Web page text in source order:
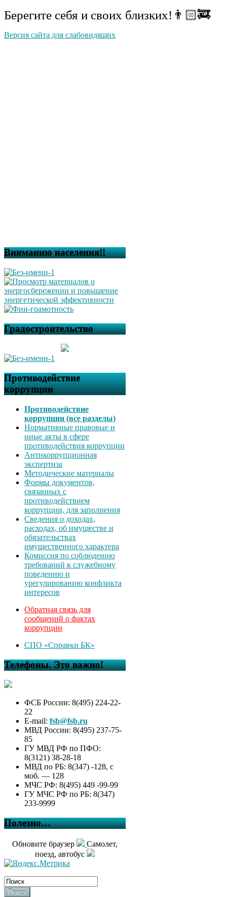
Берегите себя и своих близких!👨🏻‍🚒
Версия сайта для слабовидящих
Вниманию населения!!
Градостроительство
Противодействие
коррупции
Противодействие
коррупции (все разделы)
Нормативные правовые и
иные акты в сфере
противодействия коррупции
Антикоррупционная
экспертиза
Методические материалы
Формы документов,
связанных с
противодействием
коррупции, для заполнения
Сведения о доходах,
расходах, об имуществе и
обязательствах
имущественного характера
Комиссия по соблюдению
требований к служебному
поведению и
урегулированию конфликта
интересов
Обратная связь для
сообщений о фактах
коррупции
СПО «Справки БК»
Телефоны. Это важно!
ФСБ России: 8(495) 224-22-
22
E-mail: fsb@fsb.ru
МВД России: 8(495) 237-75-
85
ГУ МВД РФ по ПФО:
8(3121) 38-28-18
МВД по РБ: 8(347) -128, с
моб. — 128
МЧС РФ: 8(495) 449 -99-99
ГУ МЧС РФ по РБ: 8(347)
233-9999
Полезно…
Обновите браузер
Самолет,
поезд, автобус
Поиск